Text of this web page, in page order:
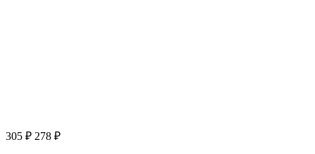
305 ₽ 278 ₽